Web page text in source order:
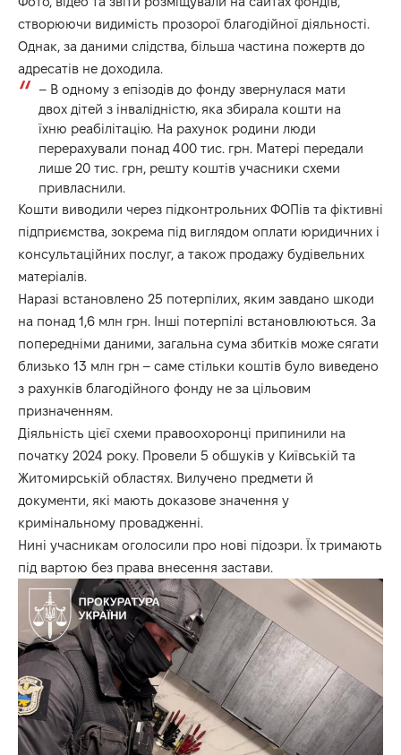
створюючи видимість прозорої благодійної діяльності.
Однак, за даними слідства, більша частина пожертв до
адресатів не доходила.
– В одному з епізодів до фонду звернулася мати
двох дітей з інвалідністю, яка збирала кошти на
їхню реабілітацію. На рахунок родини люди
перерахували понад 400 тис. грн. Матері передали
лише 20 тис. грн, решту коштів учасники схеми
привласнили.
Кошти виводили через підконтрольних ФОПів та фіктивні
підприємства, зокрема під виглядом оплати юридичних і
консультаційних послуг, а також продажу будівельних
матеріалів.
Наразі встановлено 25 потерпілих, яким завдано шкоди
на понад 1,6 млн грн. Інші потерпілі встановлюються. За
попередніми даними, загальна сума збитків може сягати
близько 13 млн грн – саме стільки коштів було виведено
з рахунків благодійного фонду не за цільовим
призначенням.
Діяльність цієї схеми правоохоронці припинили на
початку 2024 року. Провели 5 обшуків у Київській та
Житомирській областях. Вилучено предмети й
документи, які мають доказове значення у
кримінальному провадженні.
Нині учасникам оголосили про нові підозри. Їх тримають
під вартою без права внесення застави.